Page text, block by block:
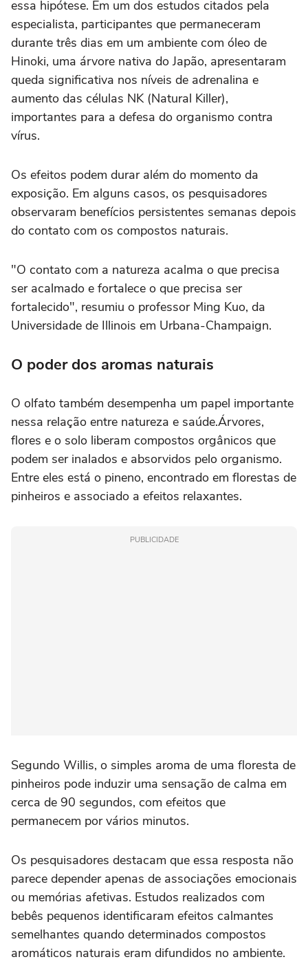
essa hipótese. Em um dos estudos citados pela
especialista, participantes que permaneceram
durante três dias em um ambiente com óleo de
Hinoki, uma árvore nativa do Japão, apresentaram
queda significativa nos níveis de adrenalina e
aumento das células NK (Natural Killer),
importantes para a defesa do organismo contra
vírus.
Os efeitos podem durar além do momento da
exposição. Em alguns casos, os pesquisadores
observaram benefícios persistentes semanas depois
do contato com os compostos naturais.
"O contato com a natureza acalma o que precisa
ser acalmado e fortalece o que precisa ser
fortalecido", resumiu o professor Ming Kuo, da
Universidade de Illinois em Urbana-Champaign.
O poder dos aromas naturais
O olfato também desempenha um papel importante
nessa relação entre natureza e saúde.Árvores,
flores e o solo liberam compostos orgânicos que
podem ser inalados e absorvidos pelo organismo.
Entre eles está o pineno, encontrado em florestas de
pinheiros e associado a efeitos relaxantes.
PUBLICIDADE
Segundo Willis, o simples aroma de uma floresta de
pinheiros pode induzir uma sensação de calma em
cerca de 90 segundos, com efeitos que
permanecem por vários minutos.
Os pesquisadores destacam que essa resposta não
parece depender apenas de associações emocionais
ou memórias afetivas. Estudos realizados com
bebês pequenos identificaram efeitos calmantes
semelhantes quando determinados compostos
aromáticos naturais eram difundidos no ambiente.